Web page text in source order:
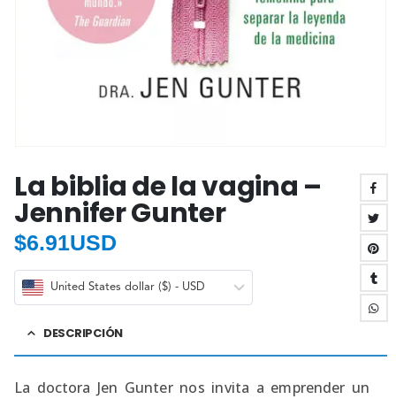
La biblia de la vagina –
Jennifer Gunter
$6.91USD
United States dollar ($) - USD
DESCRIPCIÓN
La doctora Jen Gunter nos invita a emprender un